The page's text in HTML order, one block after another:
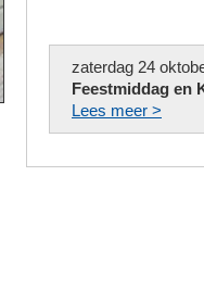
zaterdag 24
Feestmiddag en
Lees meer >